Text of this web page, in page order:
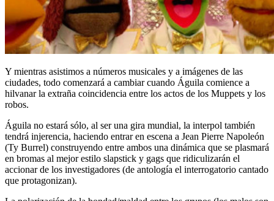
Y mientras asistimos a números musicales y a imágenes de las
ciudades, todo comenzará a cambiar cuando Águila comience a
hilvanar la extraña coincidencia entre los actos de los Muppets y los
robos.
Águila no estará sólo, al ser una gira mundial, la interpol también
tendrá injerencia, haciendo entrar en escena a Jean Pierre Napoleón
(Ty Burrel) construyendo entre ambos una dinámica que se plasmará
en bromas al mejor estilo slapstick y gags que ridiculizarán el
accionar de los investigadores (de antología el interrogatorio cantado
que protagonizan).